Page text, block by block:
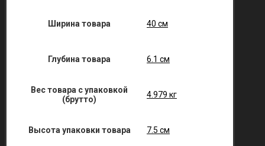
Ширина товара 40 см
Глубина товара 6.1 см
Вес товара с упаковкой
(брутто)
4.979 кг
Высота упаковки товара 7.5 см